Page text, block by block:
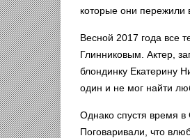
которые они пережили
Весной 2017 года все
Глинниковым. Актер,
блондинку Екатерину
один и не мог найти
Однако спустя время в
Поговаривали, что